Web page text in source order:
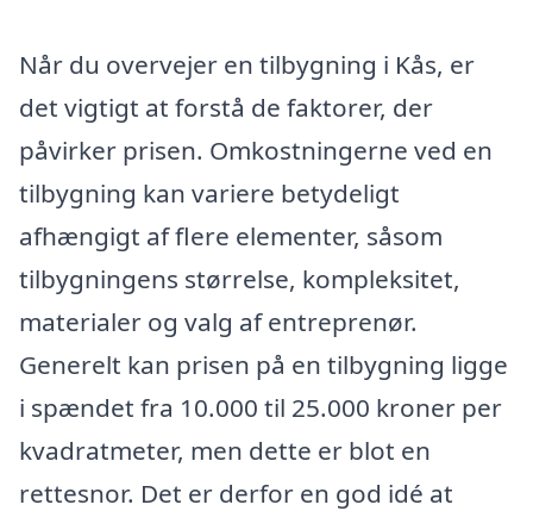
Når du overvejer en tilbygning i Kås, er
det vigtigt at forstå de faktorer, der
påvirker prisen. Omkostningerne ved en
tilbygning kan variere betydeligt
afhængigt af flere elementer, såsom
tilbygningens størrelse, kompleksitet,
materialer og valg af entreprenør.
Generelt kan prisen på en tilbygning ligge
i spændet fra 10.000 til 25.000 kroner per
kvadratmeter, men dette er blot en
rettesnor. Det er derfor en god idé at